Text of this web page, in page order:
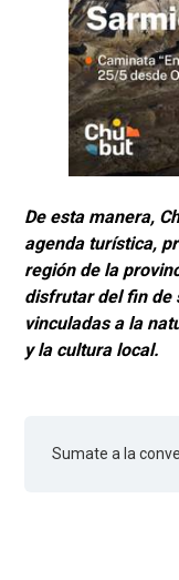
De esta manera,
agenda turística,
región de la
disfrutar del fin de
vinculadas a la
y la cultura local.
Sumate a la